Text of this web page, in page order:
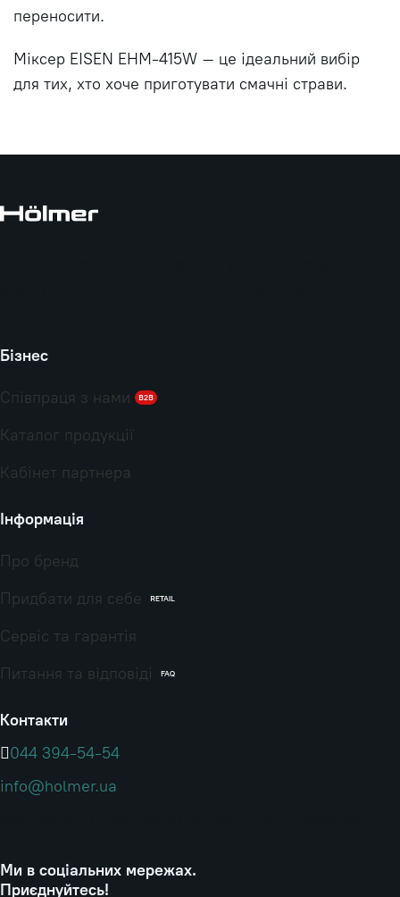
переносити.
Міксер EISEN EHM-415W – це ідеальний вибір
для тих, хто хоче приготувати смачні страви.
Бізнес
Співпраця з нами B2B
Каталог продукції
Кабінет партнера
Інформація
Про бренд
Придбати для себе
RETAIL
Сервіс та гарантія
Питання та відповіді
FAQ
Контакти
044 394-54-54
info@holmer.ua
Ми в соціальних мережах.
Приєднуйтесь!